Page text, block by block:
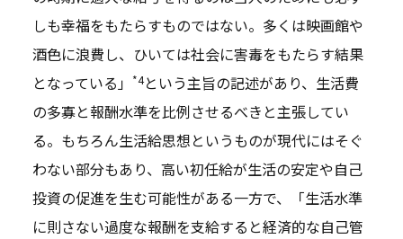
しも幸福をもたらすものではない。多くは映画館や
酒色に浪費し、ひいては社会に害毒をもたらす結果
となっている」
*4という主旨の記述があり、生活費
の多寡と報酬水準を比例させるべきと主張してい
る。もちろん生活給思想というものが現代にはそぐ
わない部分もあり、高い初任給が生活の安定や自己
投資の促進を生む可能性がある一方で、「生活水準
に則さない過度な報酬を支給すると経済的な自己管